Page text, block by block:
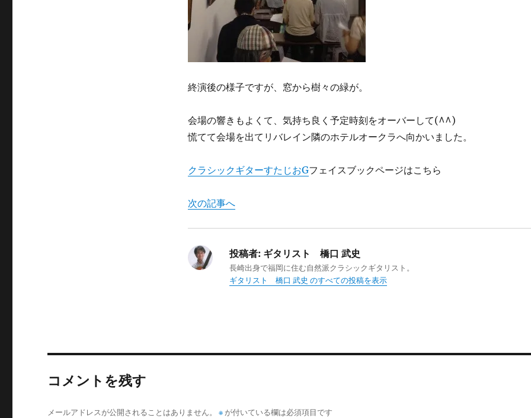
終演後の様子ですが、窓から樹々の緑が。
会場の響きもよくて、気持ち良く予定時刻をオーバーして(^^)
慌てて会場を出てリバレイン隣のホテルオークラへ向かいました。
クラシックギターすたじおGフェイスブックページはこちら
次の記事へ
投稿者:ギタリスト 橋口 武史
長崎出身で福岡に住む自然派クラシックギタリスト。
ギタリスト 橋口 武史 のすべての投稿を表示
コメントを残す
メールアドレスが公開されることはありません。 ※ が付いている欄は必須項目です